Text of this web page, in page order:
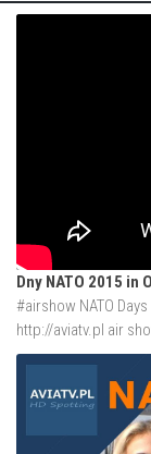
Dny NATO 2015 in
#airshow NATO
http://aviatv.pl air